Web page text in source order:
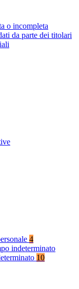
o incompleta
da parte dei titolari
4
indeterminato
10